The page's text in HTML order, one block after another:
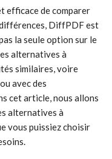
efficace de comparer
DiffPDF est
la seule option sur le
alternatives à
similaires, voire
avec des
cet article, nous allons
alternatives à
vous puissiez choisir